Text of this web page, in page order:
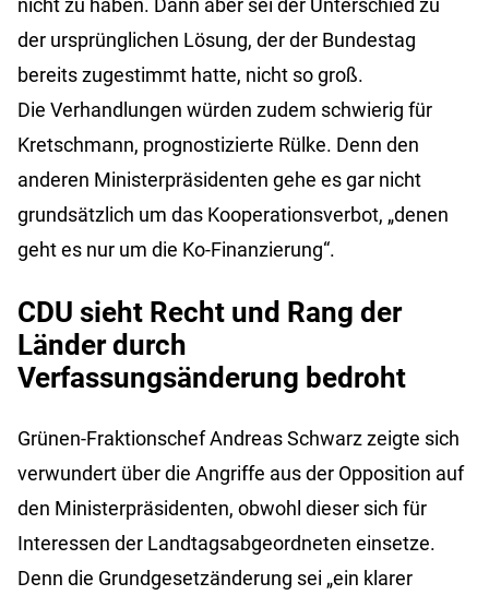
nicht zu haben. Dann aber sei der Unterschied zu
der ursprünglichen Lösung, der der Bundestag
bereits zugestimmt hatte, nicht so groß.
Die Verhandlungen würden zudem schwierig für
Kretschmann, prognostizierte Rülke. Denn den
anderen Ministerpräsidenten gehe es gar nicht
grundsätzlich um das Kooperationsverbot, „denen
geht es nur um die Ko-Finanzierung“.
CDU sieht Recht und Rang der
Länder durch
Verfassungsänderung bedroht
Grünen-Fraktionschef Andreas Schwarz zeigte sich
verwundert über die Angriffe aus der Opposition auf
den Ministerpräsidenten, obwohl dieser sich für
Interessen der Landtagsabgeordneten einsetze.
Denn die Grundgesetzänderung sei „ein klarer